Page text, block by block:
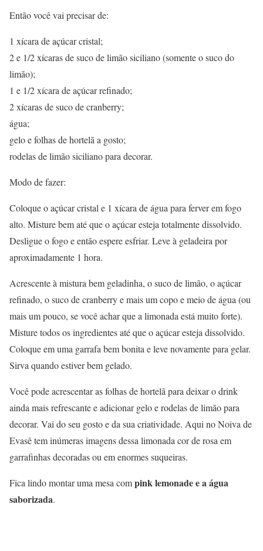
Então você vai precisar de:
1 xícara de açúcar cristal;
2 e 1/2 xícaras de suco de limão siciliano (somente o suco do
limão);
1 e 1/2 xícara de açúcar refinado;
2 xícaras de suco de cranberry;
água;
gelo e folhas de hortelã a gosto;
rodelas de limão siciliano para decorar.
Modo de fazer:
Coloque o açúcar cristal e 1 xícara de água para ferver em fogo
alto. Misture bem até que o açúcar esteja totalmente dissolvido.
Desligue o fogo e então espere esfriar. Leve à geladeira por
aproximadamente 1 hora.
Acrescente à mistura bem geladinha, o suco de limão, o açúcar
refinado, o suco de cranberry e mais um copo e meio de água (ou
mais um pouco, se você achar que a limonada está muito forte).
Misture todos os ingredientes até que o açúcar esteja dissolvido.
Coloque em uma garrafa bem bonita e leve novamente para gelar.
Sirva quando estiver bem gelado.
Você pode acrescentar as folhas de hortelã para deixar o drink
ainda mais refrescante e adicionar gelo e rodelas de limão para
decorar. Vai do seu gosto e da sua criatividade. Aqui no Noiva de
Evasê tem inúmeras imagens dessa limonada cor de rosa em
garrafinhas decoradas ou em enormes suqueiras.
Fica lindo montar uma mesa compink lemonade e a água
saborizada.